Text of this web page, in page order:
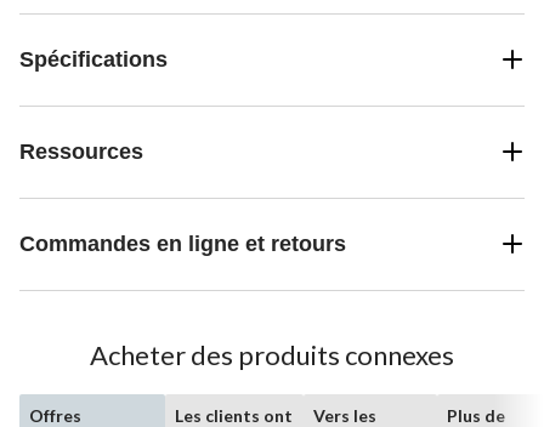
Spécifications
Ressources
Commandes en ligne et retours
Acheter des produits connexes
Offres
Les clients ont
Vers les
Plus de